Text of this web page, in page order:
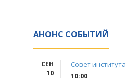
АНОНС СОБЫТИЙ
СЕН
10
Совет института
10:00